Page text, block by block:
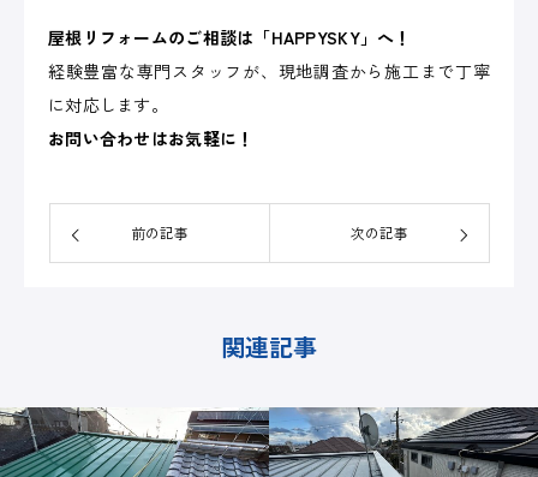
屋根リフォームのご相談は「HAPPYSKY」へ！
経験豊富な専門スタッフが、現地調査から施工まで丁寧
に対応します。
お問い合わせはお気軽に！
前の記事 次の記事
関連記事